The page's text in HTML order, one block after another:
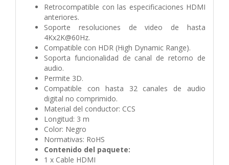
Retrocompatible con las especificaciones HDMI
anteriores.
Soporte resoluciones de video de hasta
4Kx2K@60Hz.
Compatible con HDR (High Dynamic Range).
Soporta funcionalidad de canal de retorno de
audio.
Permite 3D.
Compatible con hasta 32 canales de audio
digital no comprimido.
Material del conductor: CCS
Longitud: 3 m
Color: Negro
Normativas: RoHS
Contenido del paquete:
1 x Cable HDMI